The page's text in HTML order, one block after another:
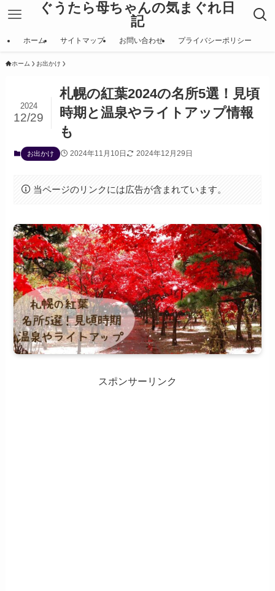
ぐうたら母ちゃんの気まぐれ日
記
ホーム サイトマップ お問い合わせ プライバシーポリシー
ホーム お出かけ
札幌の紅葉2024の名所5選！見頃
時期と温泉やライトアップ情報
も
2024
12/29
お出かけ 2024年11月10日 2024年12月29日
当ページのリンクには広告が含まれています。
スポンサーリンク